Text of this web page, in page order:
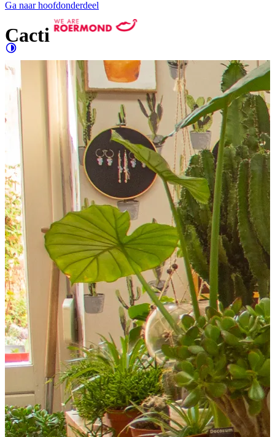
Ga naar hoofdonderdeel
Contrast verhogen
Groter
Shopping
Essen und Trinken
Cacti